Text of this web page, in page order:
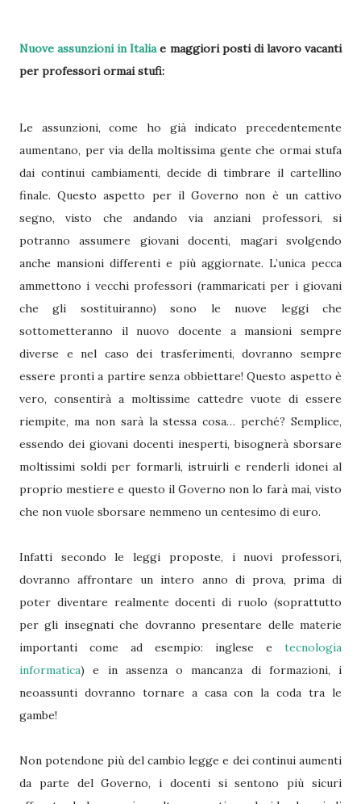
Nuove assunzioniin Italiae maggioriposti di lavorovacanti
per professori ormai stufi:
Le assunzioni, come ho già indicato precedentemente
aumentano, per via della moltissima gente che ormai stufa
dai continui cambiamenti, decide di timbrare il cartellino
finale. Questo aspetto per il Governo non è un cattivo
segno, visto che andando via anziani professori, si
potranno assumere giovani docenti, magari svolgendo
anche mansioni differenti e più aggiornate. L’unica pecca
ammettono i vecchi professori (rammaricati per i giovani
che gli sostituiranno) sono le nuove leggi che
sottometteranno il nuovo docente a mansioni sempre
diverse e nel caso dei trasferimenti, dovranno sempre
essere pronti a partire senza obbiettare! Questo aspetto è
vero, consentirà a moltissime cattedre vuote di essere
riempite, ma non sarà la stessa cosa… perché? Semplice,
essendo dei giovani docenti inesperti, bisognerà sborsare
moltissimi soldi per formarli, istruirli e renderli idonei al
proprio mestiere e questo il Governo non lo farà mai, visto
che non vuole sborsare nemmeno un centesimo di euro.
Infatti secondo le leggi proposte, i nuovi professori,
dovranno affrontare un intero anno di prova, prima di
poter diventare realmente docenti di ruolo (soprattutto
per gli insegnati che dovranno presentare delle materie
importanti come ad esempio: inglese e tecnologia
informatica) e in assenza o mancanza di formazioni, i
neoassunti dovranno tornare a casa con la coda tra le
gambe!
Non potendone più del cambio legge e dei continui aumenti
da parte del Governo, i docenti si sentono più sicuri